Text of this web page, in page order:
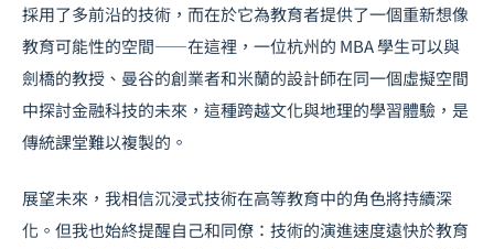
採用了多前沿的技術，而在於它為教育者提供了一個重新想像
教育可能性的空間——在這裡，一位杭州的 MBA 學生可以與
劍橋的教授、曼谷的創業者和米蘭的設計師在同一個虛擬空間
中探討金融科技的未來，這種跨越文化與地理的學習體驗，是
傳統課堂難以複製的。
展望未來，我相信沉浸式技術在高等教育中的角色將持續深
化。但我也始終提醒自己和同僚：技術的演進速度遠快於教育